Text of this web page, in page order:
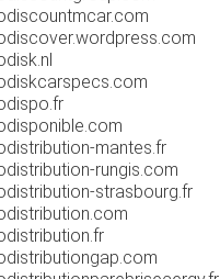
mantes.fr
rungis.com
strasbourg.fr